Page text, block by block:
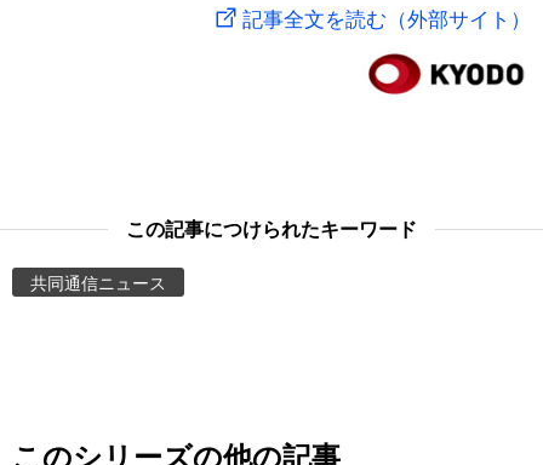
スポーツ・東京2020
Images
記事全文を読む（外部サイト）
この記事につけられたキーワード
共同通信ニュース
このシリーズの他の記事